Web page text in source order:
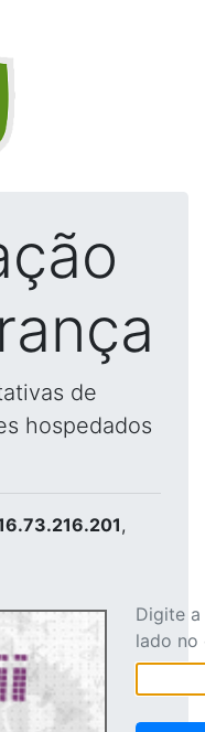
de
hospedados
,
Digite
lado no